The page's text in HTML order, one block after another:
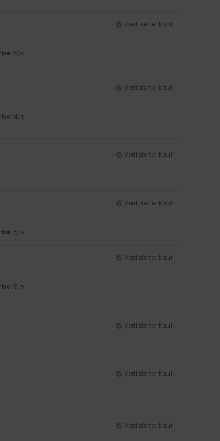
Verifizierter Kauf
: 5/5
Verifizierter Kauf
: 4/5
Verifizierter Kauf
Verifizierter Kauf
: 5/5
Verifizierter Kauf
: 5/5
Verifizierter Kauf
Verifizierter Kauf
Verifizierter Kauf